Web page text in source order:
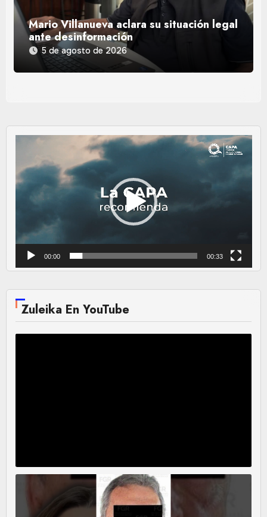
Mario Villanueva aclara su situación legal
ante desinformación
5 de agosto de 2026
Reproductor
vídeo
00:00 00:33
Zuleika En YouTube